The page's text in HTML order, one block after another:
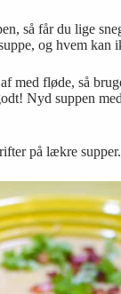
så får du lige
og hvem kan
med fløde, så
Nyd suppen
på lækre supper.